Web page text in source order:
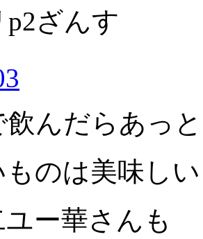
p2ざんす
飲んだらあっ
のは美味しい
ー華さんも